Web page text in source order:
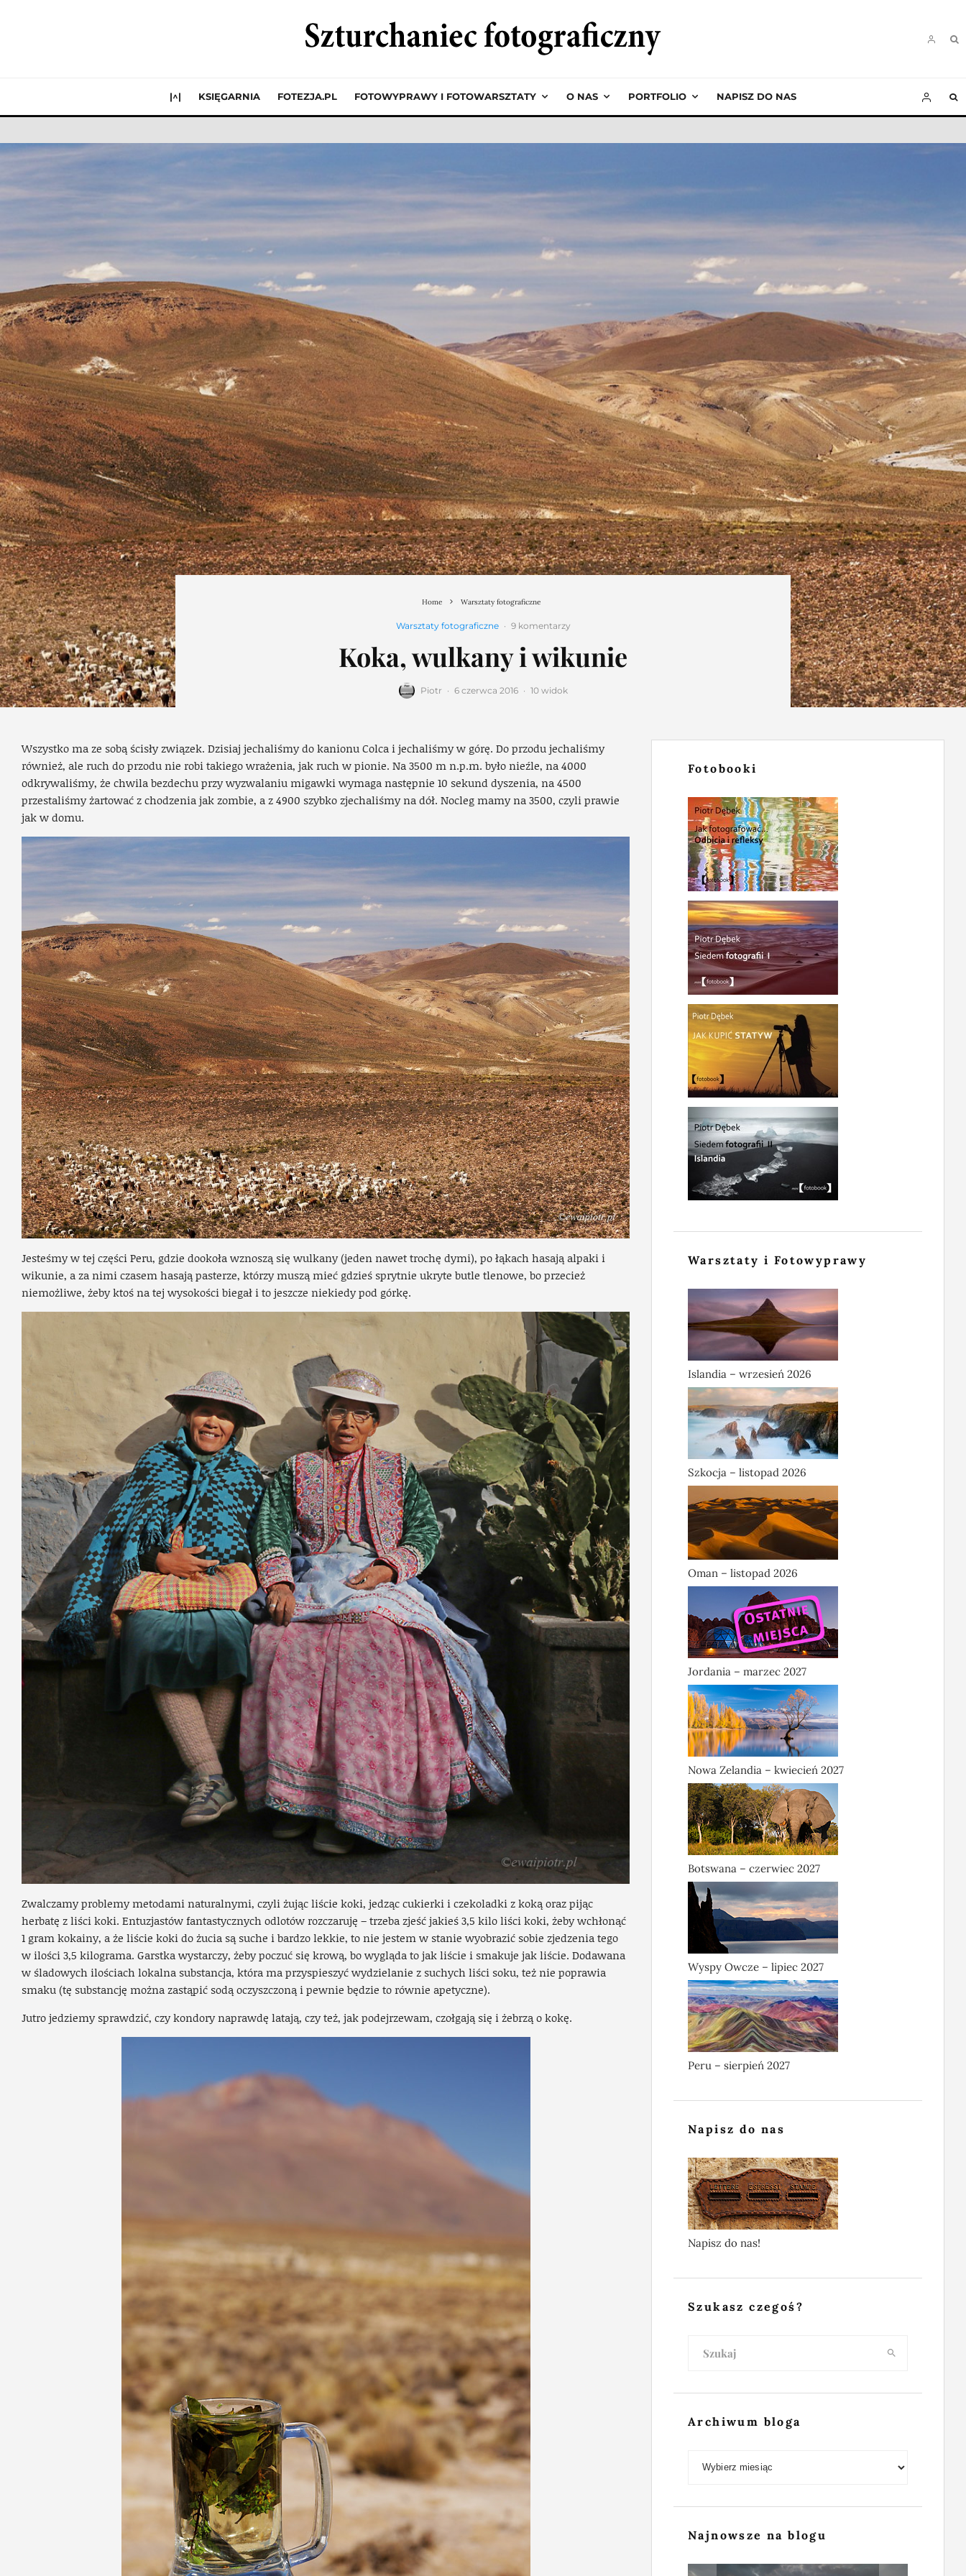
|^| KSIĘGARNIA FOTEZJA.PL FOTOWYPRAWY I FOTOWARSZTATY O NAS PORTFOLIO NAPISZ DO NAS
Home Warsztaty fotograficzne
Warsztaty fotograficzne · 9 komentarzy
Koka, wulkany i wikunie
Piotr · 6 czerwca 2016 · 10 widok
Wszystko ma ze sobą ścisły związek. Dzisiaj jechaliśmy do kanionu Colca i jechaliśmy w górę. Do przodu jechaliśmy
również, ale ruch do przodu nie robi takiego wrażenia, jak ruch w pionie. Na 3500 m n.p.m. było nieźle, na 4000
odkrywaliśmy, że chwila bezdechu przy wyzwalaniu migawki wymaga następnie 10 sekund dyszenia, na 4500
przestaliśmy żartować z chodzenia jak zombie, a z 4900 szybko zjechaliśmy na dół. Nocleg mamy na 3500, czyli prawie
jak w domu.
Jesteśmy w tej części Peru, gdzie dookoła wznoszą się wulkany (jeden nawet trochę dymi), po łąkach hasają alpaki i
wikunie, a za nimi czasem hasają pasterze, którzy muszą mieć gdzieś sprytnie ukryte butle tlenowe, bo przecież
niemożliwe, żeby ktoś na tej wysokości biegał i to jeszcze niekiedy pod górkę.
Zwalczamy problemy metodami naturalnymi, czyli żując liście koki, jedząc cukierki i czekoladki z koką oraz pijąc
herbatę z liści koki. Entuzjastów fantastycznych odlotów rozczaruję – trzeba zjeść jakieś 3,5 kilo liści koki, żeby wchłonąć
1 gram kokainy, a że liście koki do żucia są suche i bardzo lekkie, to nie jestem w stanie wyobrazić sobie zjedzenia tego
w ilości 3,5 kilograma. Garstka wystarczy, żeby poczuć się krową, bo wygląda to jak liście i smakuje jak liście. Dodawana
w śladowych ilościach lokalna substancja, która ma przyspieszyć wydzielanie z suchych liści soku, też nie poprawia
smaku (tę substancję można zastąpić sodą oczyszczoną i pewnie będzie to równie apetyczne).
Jutro jedziemy sprawdzić, czy kondory naprawdę latają, czy też, jak podejrzewam, czołgają się i żebrzą o kokę.
Fotobooki
Warsztaty i Fotowyprawy
Islandia – wrzesień 2026
Szkocja – listopad 2026
Oman – listopad 2026
Jordania – marzec 2027
Nowa Zelandia – kwiecień 2027
Botswana – czerwiec 2027
Wyspy Owcze – lipiec 2027
Peru – sierpień 2027
Napisz do nas
Napisz do nas!
Szukasz czegoś?
Archiwum bloga
Najnowsze na blogu